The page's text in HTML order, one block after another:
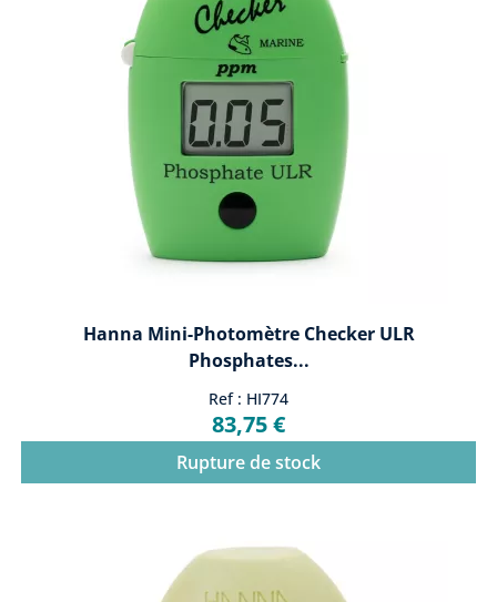
Hanna Mini-Photomètre Checker ULR
Phosphates...
Ref : HI774
83,75 €
Rupture de stock